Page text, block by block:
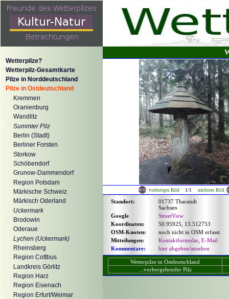
Wetterpilze?
Wetterpilz-Gesamtkarte
Pilze in Norddeutschland
Pilze in Ostdeutschland
Kremmen
Oranienburg
Wandlitz
Summter Pilz
Berlin (Stadt)
Berliner Forsten
Storkow
Schöbendorf
Grunow-Dammendorf
Region Potsdam
Märkische Schweiz
Märkisch Oderland
Uckermark
Brodowin
Oderaue
Lychen (Uckermark)
Rheinsberg
Region Cottbus
Landkreis Görlitz
Region Harz
Region Eisenach
Region Erfurt/Weimar
vorheriges Bild 1/1 nächstes Bild
Standort:
01737 Tharandt
Sachsen
Google
StreetView
Koordinaten:
50.95925, 13.512753
OSM-Knoten:
noch nicht in OSM erfasst
Mitteilungen:
Kontaktformular E-Mail
Kommentare:
hier abgeben/ansehen
Wetterpilze in Ostdeutschland
...vorhergehender Pilz